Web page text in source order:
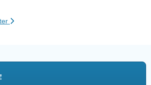
Trublue Auto Belay & iQ Systeme
Beitrag: Selbstsicherungen beim Klettern